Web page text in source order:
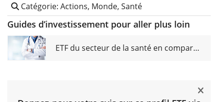
Catégorie: Actions, Monde, Santé
Guides d’investissement pour aller plus loin
ETF du secteur de la santé en comparaison